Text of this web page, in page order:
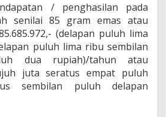
/ penghasilan pada
senilai 85 gram emas atau
(delapan puluh lima
puluh lima ribu sembilan
dua rupiah)/tahun atau
juta seratus empat puluh
sembilan puluh delapan